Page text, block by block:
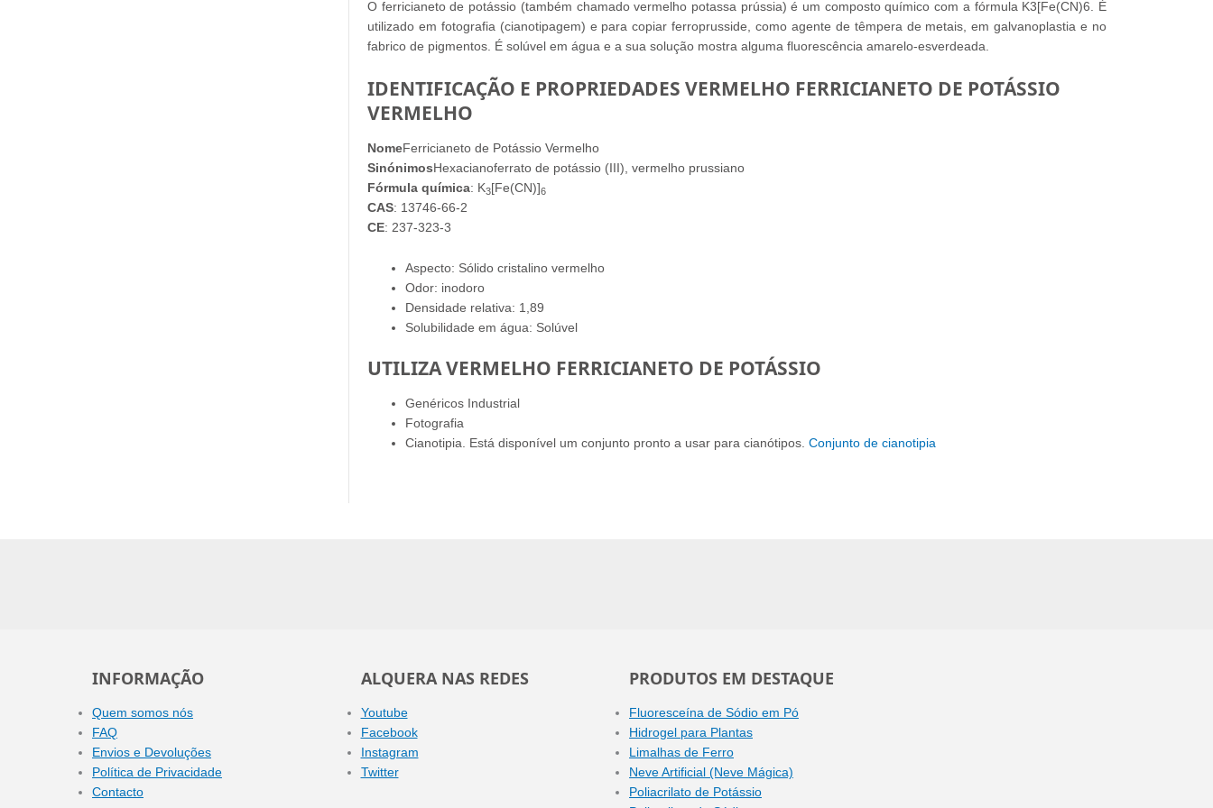
O ferricianeto de potássio (também chamado vermelho potassa prússia) é um composto químico com a fórmula K3[Fe(CN)6. É
utilizado em fotografia (cianotipagem) e para copiar ferroprusside, como agente de têmpera de metais, em galvanoplastia e no
fabrico de pigmentos. É solúvel em água e a sua solução mostra alguma fluorescência amarelo-esverdeada.
IDENTIFICAÇÃO E PROPRIEDADES VERMELHO FERRICIANETO DE POTÁSSIO
VERMELHO
NomeFerricianeto de Potássio Vermelho
SinónimosHexacianoferrato de potássio (III), vermelho prussiano
Fórmula química: K3[Fe(CN)]6
CAS: 13746-66-2
CE: 237-323-3
Aspecto: Sólido cristalino vermelho
Odor: inodoro
Densidade relativa: 1,89
Solubilidade em água: Solúvel
UTILIZA VERMELHO FERRICIANETO DE POTÁSSIO
Genéricos Industrial
Fotografia
Cianotipia. Está disponível um conjunto pronto a usar para cianótipos. Conjunto de cianotipia
INFORMAÇÃO
Quem somos nós
FAQ
Envios e Devoluções
Política de Privacidade
Contacto
ALQUERA NAS REDES
Youtube
Facebook
Instagram
Twitter
PRODUTOS EM DESTAQUE
Fluoresceína de Sódio em Pó
Hidrogel para Plantas
Limalhas de Ferro
Neve Artificial (Neve Mágica)
Poliacrilato de Potássio